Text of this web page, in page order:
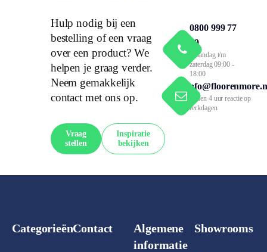
Hulp nodig bij een
bestelling of een vraag
over een product? We
helpen je graag verder.
Neem gemakkelijk
contact met ons op.
Vraag
stellen
Inspiratie
bekijken
0800 999 77
79
Maandag t/m
zaterdag 09:00 -
18:00
Binnen 4 uur reactie op
werkdagen
CategorieënContact
Algemene
informatie
Showrooms